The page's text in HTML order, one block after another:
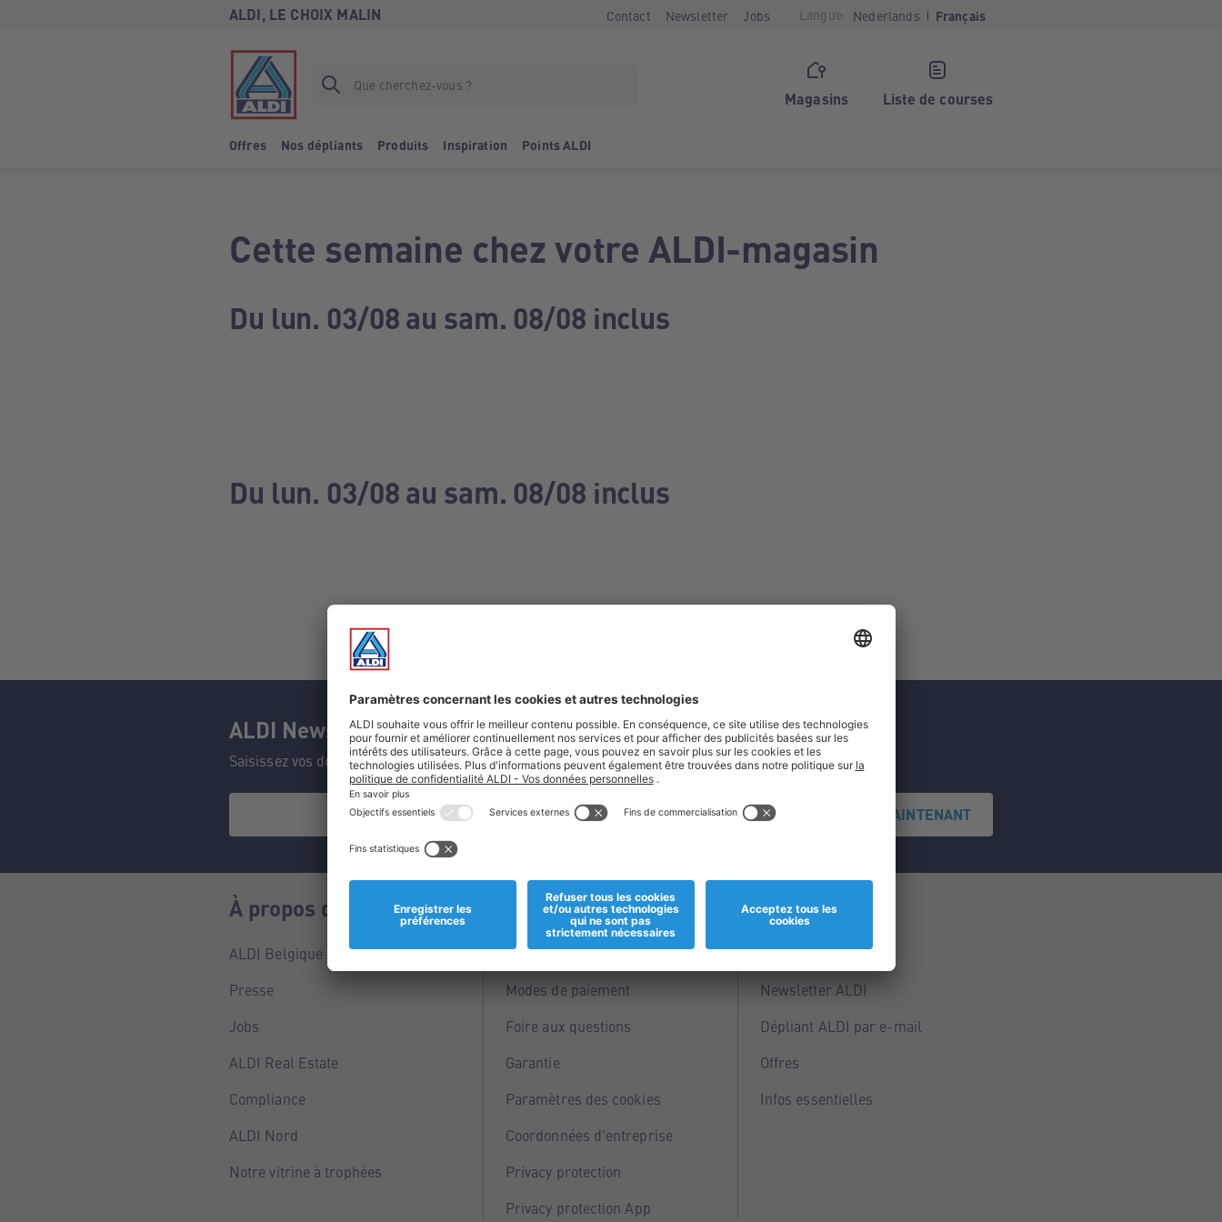
ALDI, LE CHOIX MALIN Contact Newsletter Jobs Langue: Nederlands Français
Magasins Liste de courses
Offres Nos dépliants Produits Inspiration Points ALDI
Cette semaine chez votre ALDI-magasin
Du lun. 03/08 au sam. 08/08 inclus
Du lun. 03/08 au sam. 08/08 inclus
ALDI Newsletter
Saisissez vos données et ne manquez aucune de nos offres.
S'INSCRIRE MAINTENANT
À propos de nous
ALDI Belgique
Presse
Jobs
ALDI Real Estate
Compliance
ALDI Nord
Notre vitrine à trophées
Informations
Magasins
Modes de paiement
Foire aux questions
Garantie
Paramètres des cookies
Coordonnées d'entreprise
Privacy protection
Privacy protection App
Service
Points ALDI
Newsletter ALDI
Dépliant ALDI par e-mail
Offres
Infos essentielles